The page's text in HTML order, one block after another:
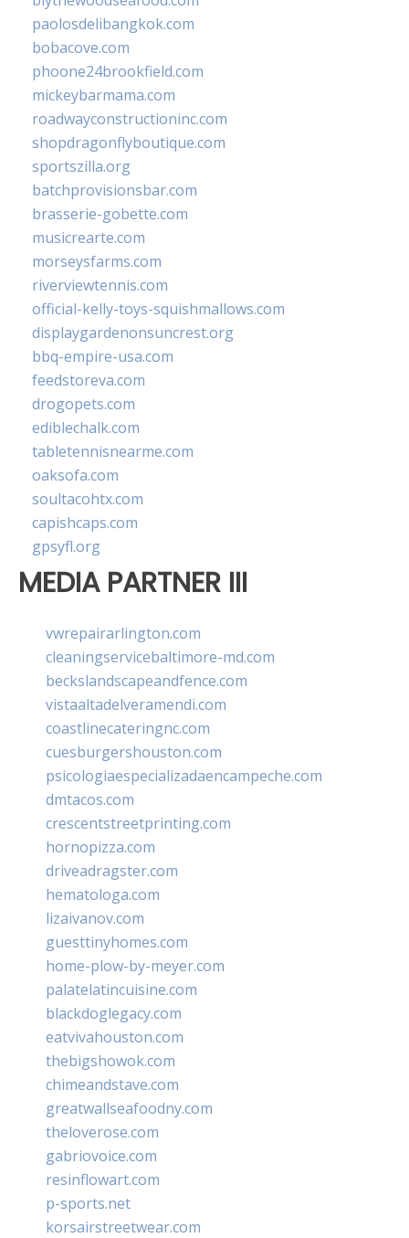
paolosdelibangkok.com
bobacove.com
phoone24brookfield.com
mickeybarmama.com
roadwayconstructioninc.com
shopdragonflyboutique.com
sportszilla.org
batchprovisionsbar.com
brasserie-gobette.com
musicrearte.com
morseysfarms.com
riverviewtennis.com
official-kelly-toys-squishmallows.com
displaygardenonsuncrest.org
bbq-empire-usa.com
feedstoreva.com
drogopets.com
ediblechalk.com
tabletennisnearme.com
oaksofa.com
soultacohtx.com
capishcaps.com
gpsyfl.org
MEDIA PARTNER III
vwrepairarlington.com
cleaningservicebaltimore-md.com
beckslandscapeandfence.com
vistaaltadelveramendi.com
coastlinecateringnc.com
cuesburgershouston.com
psicologiaespecializadaencampeche.com
dmtacos.com
crescentstreetprinting.com
hornopizza.com
driveadragster.com
hematologa.com
lizaivanov.com
guesttinyhomes.com
home-plow-by-meyer.com
palatelatincuisine.com
blackdoglegacy.com
eatvivahouston.com
thebigshowok.com
chimeandstave.com
greatwallseafoodny.com
theloverose.com
gabriovoice.com
resinflowart.com
p-sports.net
korsairstreetwear.com